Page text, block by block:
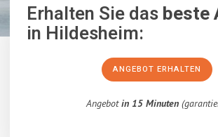
Erhalten Sie dasbeste
in Hildesheim:
ANGEBOT ERHALTEN
Angebotin 15 Minuten